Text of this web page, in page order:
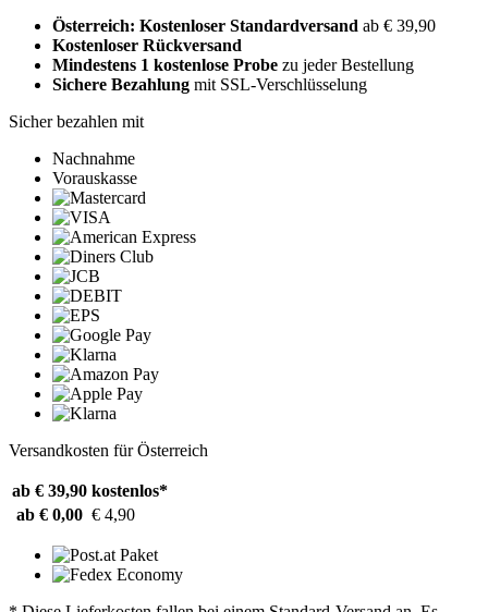
Österreich: Kostenloser Standardversand ab € 39,90
Kostenloser Rückversand
Mindestens 1 kostenlose Probe zu jeder Bestellung
Sichere Bezahlung mit SSL-Verschlüsselung
Sicher bezahlen mit
Nachnahme
Vorauskasse
Versandkosten für Österreich
ab € 39,90 kostenlos*
ab € 0,00 € 4,90